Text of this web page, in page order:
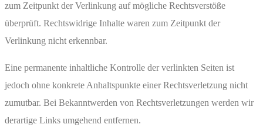
zum Zeitpunkt der Verlinkung auf mögliche Rechtsverstöße
überprüft. Rechtswidrige Inhalte waren zum Zeitpunkt der
Verlinkung nicht erkennbar.
Eine permanente inhaltliche Kontrolle der verlinkten Seiten ist
jedoch ohne konkrete Anhaltspunkte einer Rechtsverletzung nicht
zumutbar. Bei Bekanntwerden von Rechtsverletzungen werden wir
derartige Links umgehend entfernen.